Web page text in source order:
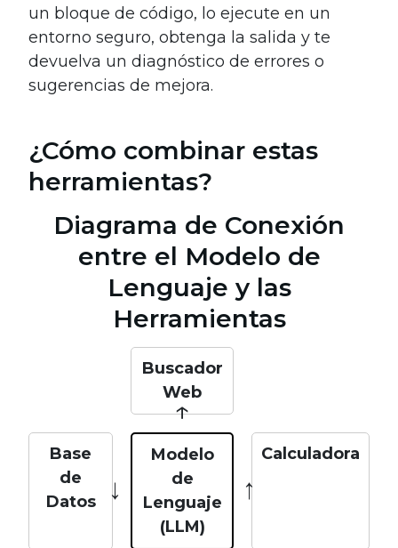
un bloque de código, lo ejecute en un
entorno seguro, obtenga la salida y te
devuelva un diagnóstico de errores o
sugerencias de mejora.
¿Cómo combinar estas
herramientas?
Diagrama de Conexión
entre el Modelo de
Lenguaje y las
Herramientas
Buscador
Web
↓
Base
de
Datos
→
Modelo
de
Lenguaje
(LLM)
Calculadora
→